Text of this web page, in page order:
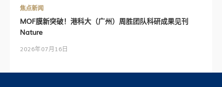
焦点新闻
MOF膜新突破！港科大（广州）周胜团队科研成果见刊
Nature
2026年07月16日